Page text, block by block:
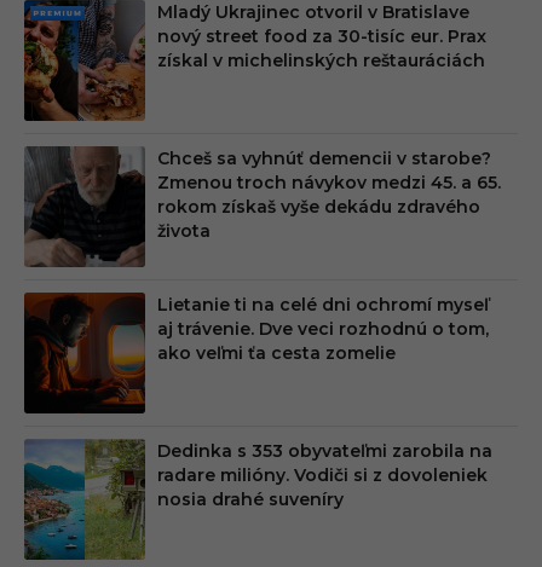
PRE
MIU
M
Mladý Ukrajinec otvoril v Bratislave
nový street food za 30-tisíc eur. Prax
získal v michelinských reštauráciách
Chceš sa vyhnúť demencii v starobe?
Zmenou troch návykov medzi 45. a 65.
rokom získaš vyše dekádu zdravého
života
Lietanie ti na celé dni ochromí myseľ
aj trávenie. Dve veci rozhodnú o tom,
ako veľmi ťa cesta zomelie
Dedinka s 353 obyvateľmi zarobila na
radare milióny. Vodiči si z dovoleniek
nosia drahé suveníry